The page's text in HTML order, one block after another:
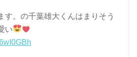
す。の千葉雄大くんはまりそう
い